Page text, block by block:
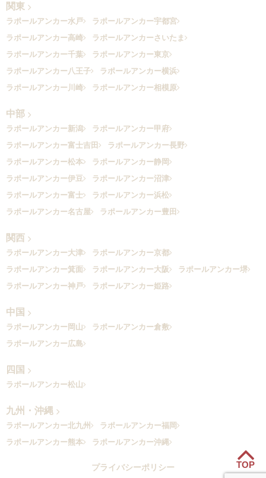
関東
ラポールアンカー水戸
ラポールアンカー宇都宮
ラポールアンカー高崎
ラポールアンカーさいたま
ラポールアンカー千葉
ラポールアンカー東京
ラポールアンカー八王子
ラポールアンカー横浜
ラポールアンカー川崎
ラポールアンカー相模原
中部
ラポールアンカー新潟
ラポールアンカー甲府
ラポールアンカー富士吉田
ラポールアンカー長野
ラポールアンカー松本
ラポールアンカー静岡
ラポールアンカー伊豆
ラポールアンカー沼津
ラポールアンカー富士
ラポールアンカー浜松
ラポールアンカー名古屋
ラポールアンカー豊田
関西
ラポールアンカー大津
ラポールアンカー京都
ラポールアンカー箕面
ラポールアンカー大阪
ラポールアンカー堺
ラポールアンカー神戸
ラポールアンカー姫路
中国
ラポールアンカー岡山
ラポールアンカー倉敷
ラポールアンカー広島
四国
ラポールアンカー松山
九州・沖縄
ラポールアンカー北九州
ラポールアンカー福岡
ラポールアンカー熊本
ラポールアンカー沖縄
プライバシーポリシー TOP